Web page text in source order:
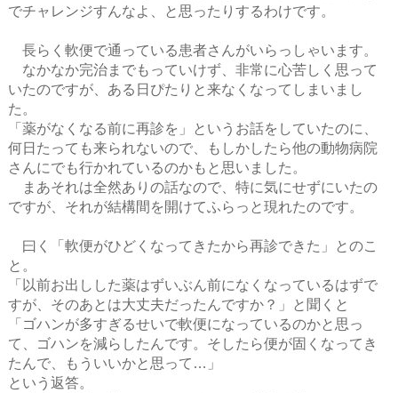
でチャレンジすんなよ、と思ったりするわけです。
長らく軟便で通っている患者さんがいらっしゃいます。
なかなか完治までもっていけず、非常に心苦しく思って
いたのですが、ある日ぴたりと来なくなってしまいまし
た。
「薬がなくなる前に再診を」というお話をしていたのに、
何日たっても来られないので、もしかしたら他の動物病院
さんにでも行かれているのかもと思いました。
まあそれは全然ありの話なので、特に気にせずにいたの
ですが、それが結構間を開けてふらっと現れたのです。
曰く「軟便がひどくなってきたから再診できた」とのこ
と。
「以前お出しした薬はずいぶん前になくなっているはずで
すが、そのあとは大丈夫だったんですか？」と聞くと
「ゴハンが多すぎるせいで軟便になっているのかと思っ
て、ゴハンを減らしたんです。そしたら便が固くなってき
たんで、もういいかと思って…」
という返答。